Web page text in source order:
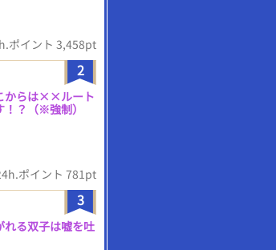
ポイント 3,458pt
2
からは××ルート
！？（※強制）
ポイント 781pt
3
れる双子は嘘を吐